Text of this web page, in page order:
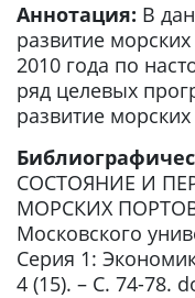
Аннотация: В
развитие
2010 года по
ряд целевых
развитие
СОСТОЯНИЕ И
МОРСКИХ
Московского
Серия 1:
4 (15). – С. 74-78.